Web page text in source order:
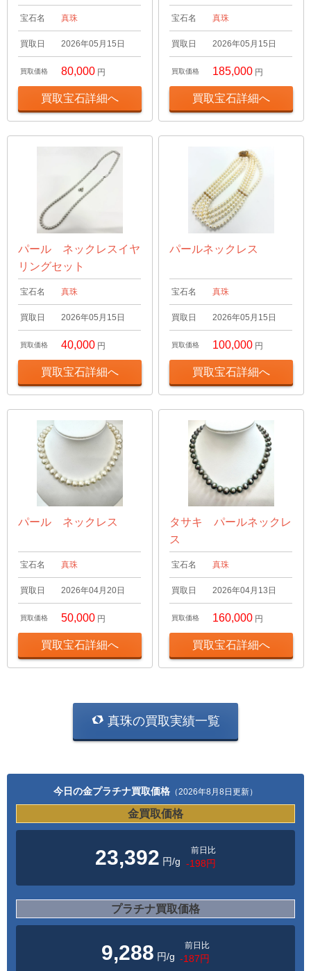
宝石名 真珠
買取日 2026年05月15日
買取価格 80,000 円
買取宝石詳細へ
宝石名 真珠
買取日 2026年05月15日
買取価格 185,000 円
買取宝石詳細へ
パール ネックレスイヤ
リングセット
宝石名 真珠
買取日 2026年05月15日
買取価格 40,000 円
買取宝石詳細へ
パールネックレス
宝石名 真珠
買取日 2026年05月15日
買取価格 100,000 円
買取宝石詳細へ
パール ネックレス
宝石名 真珠
買取日 2026年04月20日
買取価格 50,000 円
買取宝石詳細へ
タサキ パールネックレ
ス
宝石名 真珠
買取日 2026年04月13日
買取価格 160,000 円
買取宝石詳細へ
真珠の買取実績一覧
今日の金プラチナ買取価格 （2026年8月8日更新）
金買取価格
23,392 円/g
前日比
-198円
プラチナ買取価格
9,288 円/g
前日比
-187円